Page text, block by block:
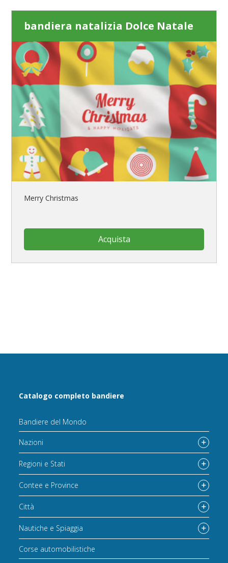
bandiera natalizia Dolce Natale
Merry Christmas
Acquista
Catalogo completo bandiere
Bandiere del Mondo
Nazioni
Regioni e Stati
Contee e Province
Città
Nautiche e Spiaggia
Corse automobilistiche